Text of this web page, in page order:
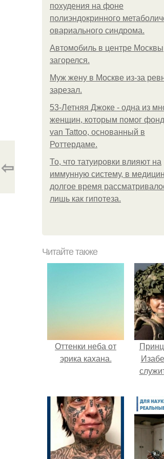
похудения на фоне
полиэндокринного
овариального синдрома.
Автомобиль в центре Москвы
загорелся.
Mуж жену в Москве из-за
зарезал.
53-Летняя Джоке - одна из
женщин, которым помог
van Tattoo, основанный в
Роттердаме.
То, что татуировки влияют на
иммунную систему, в
долгое время
лишь как гипотеза.
⇦
Читайте также
Оттенки неба от
эрика кахана.